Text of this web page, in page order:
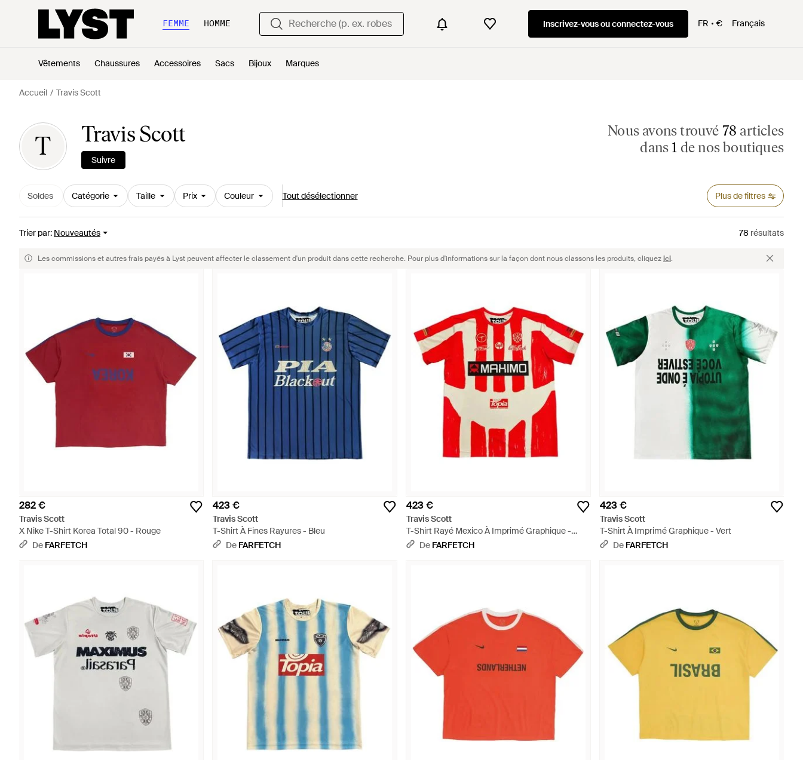
FEMME HOMME Inscrivez-vous ou connectez-vous FR € Français
Vêtements Chaussures Accessoires Sacs Bijoux Marques
Accueil Travis Scott
T Travis Scott
Suivre
Nous avons trouvé 78 articles
dans 1 de nos boutiques
Soldes Catégorie Taille Prix Couleur Tout désélectionner Plus de filtres
Trier par: Nouveautés 78 résultats
Les commissions et autres frais payés à Lyst peuvent affecter le classement d'un produit dans cette recherche. Pour plus d'informations sur la façon dont nous classons les produits, cliquezici.
282 €
Travis Scott
X Nike T-Shirt Korea Total 90 - Rouge
De FARFETCH
423 €
Travis Scott
T-Shirt À Fines Rayures - Bleu
De FARFETCH
423 €
Travis Scott
T-Shirt Rayé Mexico À Imprimé Graphique -
Rouge
De FARFETCH
423 €
Travis Scott
T-Shirt À Imprimé Graphique - Vert
De FARFETCH